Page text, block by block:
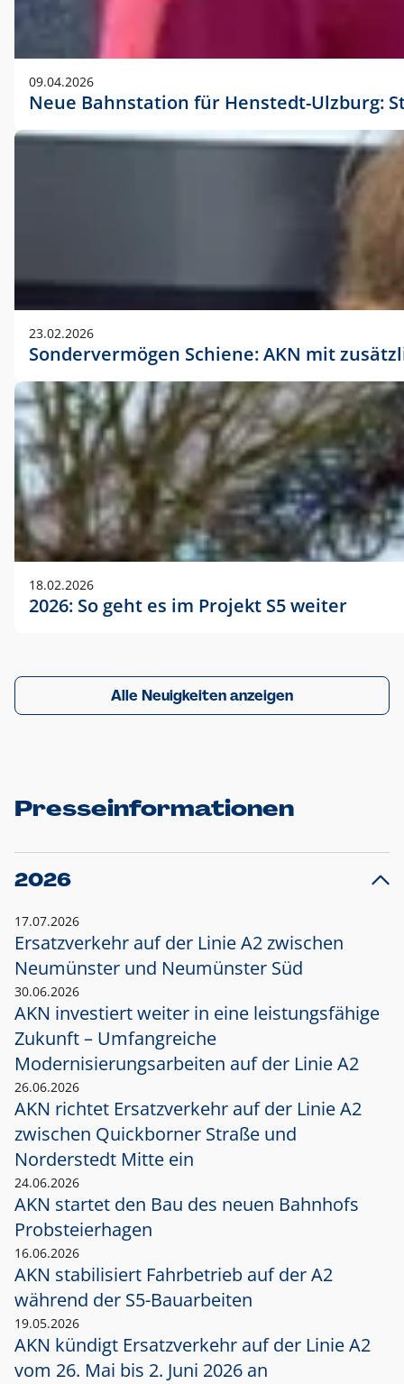
09.04.2026
Neue Bahnstation für Henstedt-Ulzburg:
23.02.2026
Sondervermögen Schiene: AKN mit
18.02.2026
2026: So geht es im Projekt S5 weiter
Alle Neuigkeiten anzeigen
Presseinformationen
2026
17.07.2026
Ersatzverkehr auf der Linie A2 zwischen
Neumünster und Neumünster Süd
30.06.2026
AKN investiert weiter in eine leistungsfähige
Zukunft – Umfangreiche
Modernisierungsarbeiten auf der Linie A2
26.06.2026
AKN richtet Ersatzverkehr auf der Linie A2
zwischen Quickborner Straße und
Norderstedt Mitte ein
24.06.2026
AKN startet den Bau des neuen Bahnhofs
Probsteierhagen
16.06.2026
AKN stabilisiert Fahrbetrieb auf der A2
während der S5-Bauarbeiten
19.05.2026
AKN kündigt Ersatzverkehr auf der Linie A2
vom 26. Mai bis 2. Juni 2026 an